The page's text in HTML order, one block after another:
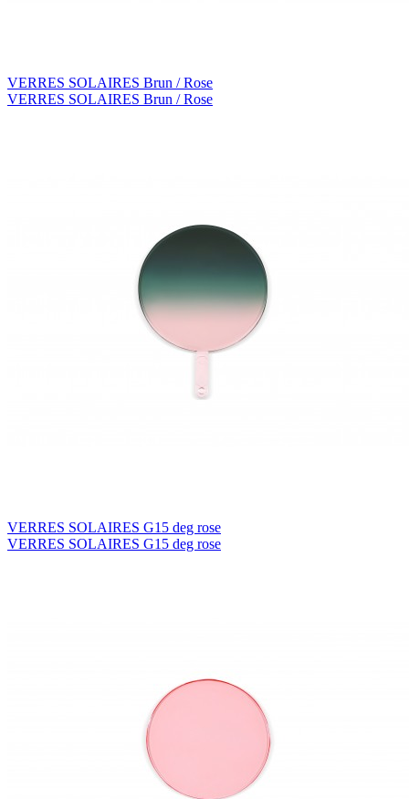
VERRES SOLAIRES Brun / Rose
VERRES SOLAIRES Brun / Rose
VERRES SOLAIRES G15 deg rose
VERRES SOLAIRES G15 deg rose